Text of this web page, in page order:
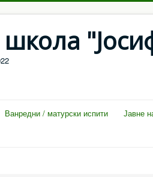
Ванредни / матурски испити Јавне